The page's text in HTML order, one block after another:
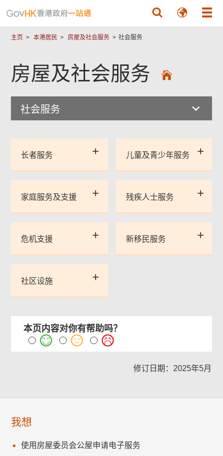
主页 本港居民 房屋及社会服务 社会服务
房屋及社会服务
社会服务
长者服务 儿童及青少年服务
家庭服务及支援 残疾人士服务
危机支援 新移民服务
社区设施
本页内容对你有帮助吗？
修订日期：2025年5月
我想
使用房屋委员会公屋申请电子服务